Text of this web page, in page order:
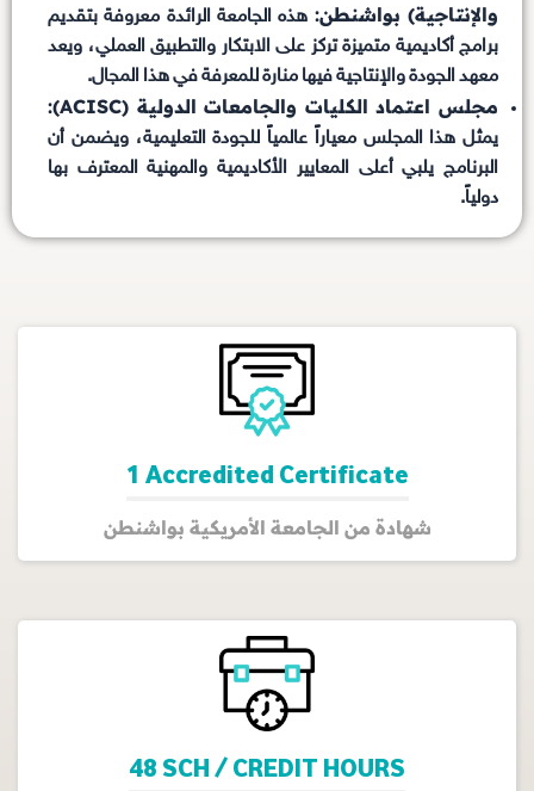
والإنتاجية) بواشنطن: هذه الجامعة الرائدة معروفة بتقديم
برامج أكاديمية متميزة تركز على الابتكار والتطبيق العملي، ويعد
معهد الجودة والإنتاجية فيها منارة للمعرفة في هذا المجال.
مجلس اعتماد الكليات والجامعات الدولية (ACISC):
يمثل هذا المجلس معياراً عالمياً للجودة التعليمية، ويضمن أن
البرنامج يلبي أعلى المعايير الأكاديمية والمهنية المعترف بها
دولياً.
1 Accredited Certificate
شهادة من الجامعة الأمريكية بواشنطن
48 SCH / CREDIT HOURS